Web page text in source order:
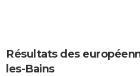
Carte de Noël
Carte Bonne année
Carte Saint-Valentin
Carte Pâques
Carte d'anniversaire
Résultats des
les-Bains